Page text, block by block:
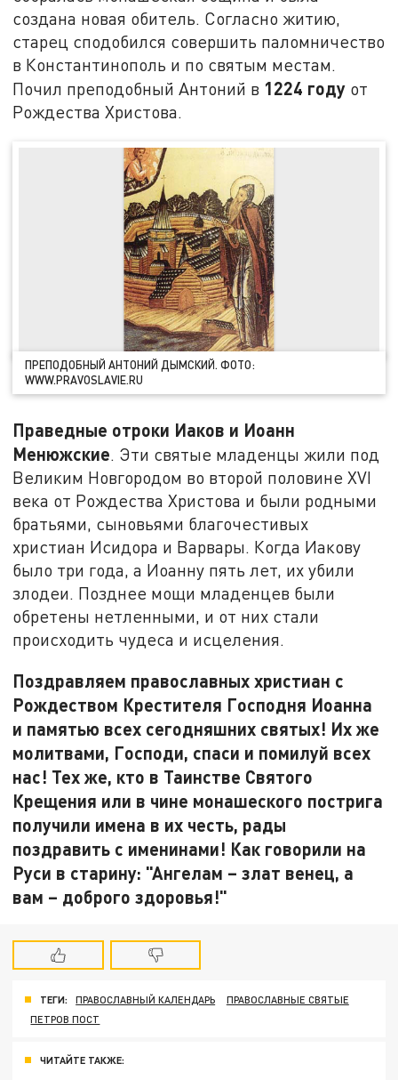
создана новая обитель. Согласно житию,
старец сподобился совершить паломничество
в Константинополь и по святым местам.
Почил преподобный Антоний в 1224 году от
Рождества Христова.
ПРЕПОДОБНЫЙ АНТОНИЙ ДЫМСКИЙ. ФОТО:
WWW.PRAVOSLAVIE.RU
Праведные отроки Иаков и Иоанн
Менюжские. Эти святые младенцы жили под
Великим Новгородом во второй половине XVI
века от Рождества Христова и были родными
братьями, сыновьями благочестивых
христиан Исидора и Варвары. Когда Иакову
было три года, а Иоанну пять лет, их убили
злодеи. Позднее мощи младенцев были
обретены нетленными, и от них стали
происходить чудеса и исцеления.
Поздравляем православных христиан с
Рождеством Крестителя Господня Иоанна
и памятью всех сегодняшних святых! Их же
молитвами, Господи, спаси и помилуй всех
нас! Тех же, кто в Таинстве Святого
Крещения или в чине монашеского пострига
получили имена в их честь, рады
поздравить с именинами! Как говорили на
Руси в старину: "Ангелам – злат венец, а
вам – доброго здоровья!"
ТЕГИ: ПРАВОСЛАВНЫЙ КАЛЕНДАРЬ
ПРАВОСЛАВНЫЕ СВЯТЫЕ
ПЕТРОВ ПОСТ
ЧИТАЙТЕ ТАКЖЕ: